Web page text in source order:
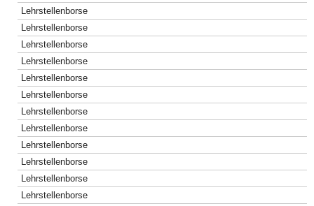
Lehrstellenborse
Lehrstellenborse
Lehrstellenborse
Lehrstellenborse
Lehrstellenborse
Lehrstellenborse
Lehrstellenborse
Lehrstellenborse
Lehrstellenborse
Lehrstellenborse
Lehrstellenborse
Lehrstellenborse